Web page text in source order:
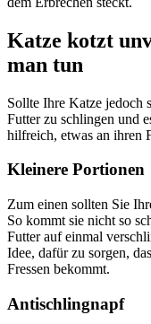
Katze kotzt
man tun
Sollte Ihre Katze jedoch
Futter zu schlingen und
hilfreich, etwas an ihren
Kleinere Portionen
Zum einen sollten Sie
So kommt sie nicht so
Futter auf einmal
Idee, dafür zu sorgen,
Fressen bekommt.
Antischlingnapf